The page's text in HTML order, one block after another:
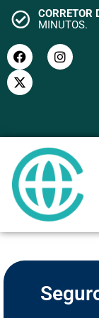
CORRETOR
MINUTOS.